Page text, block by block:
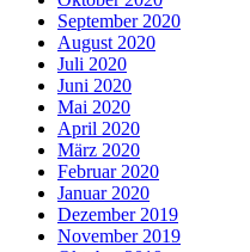
September 2020
August 2020
Juli 2020
Juni 2020
Mai 2020
April 2020
März 2020
Februar 2020
Januar 2020
Dezember 2019
November 2019